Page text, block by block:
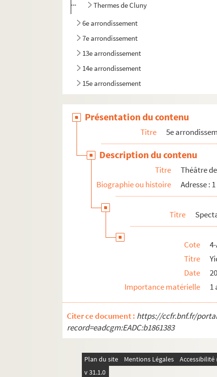
Thermes de Cluny
6e arrondissement
7e arrondissement
13e arrondissement
14e arrondissement
15e arrondissement
Présentation du contenu
Titre 5e
Description du contenu
Titre
Théâtre
Biographie ou histoire
Adresse :
Titre
Cote
Titre
Date
Importance matérielle
1
Citer ce document : https://ccfr.bnf.fr/
record=eadcgm:EADC:b1861383
Plan du site Mentions Légales
v 31.1.0